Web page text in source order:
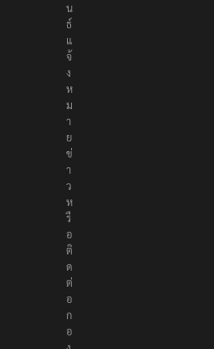
น
ธ์
แ
จ้
ง
ห
ม
า
ย
ข่
า
ว
ห
รื
อ
ติ
ด
ต่
อ
ก
อ